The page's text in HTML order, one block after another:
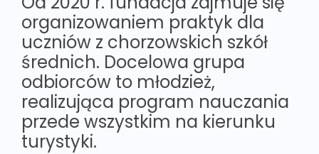
organizowaniem praktyk dla
uczniów z chorzowskich szkół
średnich. Docelowa grupa
odbiorców to młodzież,
realizująca program nauczania
przede wszystkim na kierunku
turystyki.